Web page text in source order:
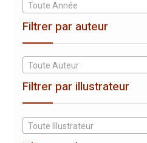
Toute Année
Filtrer par auteur
Toute Auteur
Filtrer par illustrateur
Toute Illustrateur